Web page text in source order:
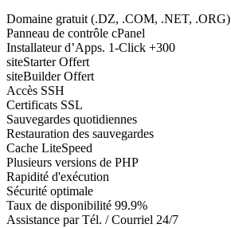
Domaine gratuit (.DZ, .COM, .NET, .ORG)
Panneau de contrôle cPanel
Installateur d’Apps. 1-Click +300
siteStarter Offert
siteBuilder Offert
Accès SSH
Certificats SSL
Sauvegardes quotidiennes
Restauration des sauvegardes
Cache LiteSpeed
Plusieurs versions de PHP
Rapidité d'exécution
Sécurité optimale
Taux de disponibilité 99.9%
Assistance par Tél. / Courriel 24/7